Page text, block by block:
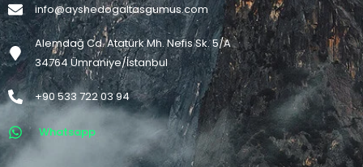
info@ayshedogaltasgumus.com
Alemdağ Cd. Atatürk Mh. Nefis Sk. 5/A
34764 Ümraniye/İstanbul
+90 533 722 03 94
Whatsapp